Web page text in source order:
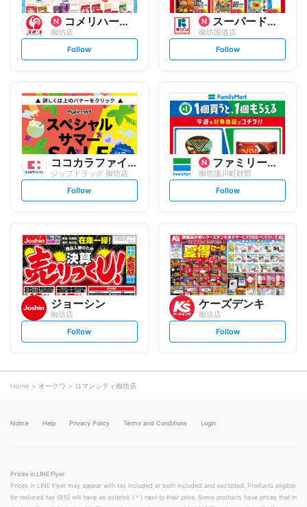
コメリハード&グリーン
御坊店
s
t
l
o
w
Follow
スーパードラッグキリン
御坊国道店
s
t
l
o
w
Follow
ココカラファイン
ジップドラッグ 御坊店
s
t
l
o
w
Follow
ファミリーマート
御坊湯川町財部
s
t
l
o
w
Follow
ジョーシン
御坊店
s
t
o
w
Follow
ケーズデンキ
御坊店
s
t
Follow
Home オークワ ロマンシティ御坊店
Notice Help Privacy Policy Terms and Conditions Login
Prices in LINE Flyer
Prices in LINE Flyer may appear with tax included or both included and excluded. Products eligible
for reduced tax (8%) will have an asterisk (＊) next to their price. Some products have prices that in